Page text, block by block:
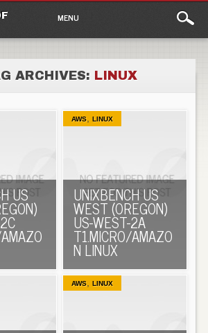
Main
menu
MENU
ARCHIVES: LINUX
US
AWS, LINUX
UNIXBENCH US
WEST (OREGON)
US-WEST-2A
T1.MICRO/AMAZO
N LINUX
AWS, LINUX